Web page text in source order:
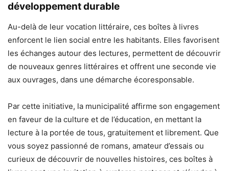
développement durable
Au-delà de leur vocation littéraire, ces boîtes à livres
enforcent le lien social entre les habitants. Elles favorisent
les échanges autour des lectures, permettent de découvrir
de nouveaux genres littéraires et offrent une seconde vie
aux ouvrages, dans une démarche écoresponsable.
Par cette initiative, la municipalité affirme son engagement
en faveur de la culture et de l’éducation, en mettant la
lecture à la portée de tous, gratuitement et librement. Que
vous soyez passionné de romans, amateur d’essais ou
curieux de découvrir de nouvelles histoires, ces boîtes à